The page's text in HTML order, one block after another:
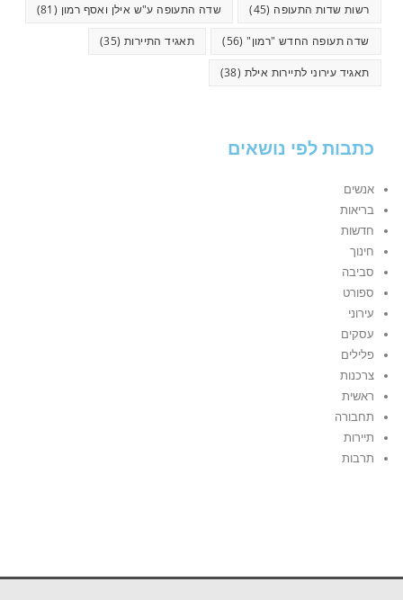
רשות שדות התעופה (45) שדה התעופה ע"ש אילן ואסף רמון (81)
שדה תעופה החדש "רמון"(56) תאגיד התיירות (35)
תאגיד עירוני לתיירות אילת (38)
כתבות לפי נושאים
אנשים
בריאות
חדשות
חינוך
סביבה
ספורט
עירוני
עסקים
פלילים
צרכנות
ראשית
תחבורה
תיירות
תרבות